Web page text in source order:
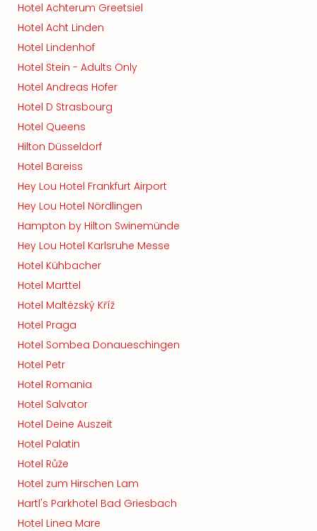
Hotel Achterum Greetsiel
Hotel Acht Linden
Hotel Lindenhof
Hotel Stein - Adults Only
Hotel Andreas Hofer
Hotel D Strasbourg
Hotel Queens
Hilton Düsseldorf
Hotel Bareiss
Hey Lou Hotel Frankfurt Airport
Hey Lou Hotel Nördlingen
Hampton by Hilton Swinemünde
Hey Lou Hotel Karlsruhe Messe
Hotel Kühbacher
Hotel Marttel
Hotel Maltézský Kříž
Hotel Praga
Hotel Sombea Donaueschingen
Hotel Petr
Hotel Romania
Hotel Salvator
Hotel Deine Auszeit
Hotel Palatin
Hotel Růže
Hotel zum Hirschen Lam
Hartl's Parkhotel Bad Griesbach
Hotel Linea Mare